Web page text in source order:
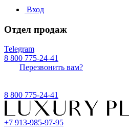
Вход
Отдел продаж
Telegram
8 800 775-24-41
Перезвонить вам?
8 800 775-24-41
+7 913-985-97-95